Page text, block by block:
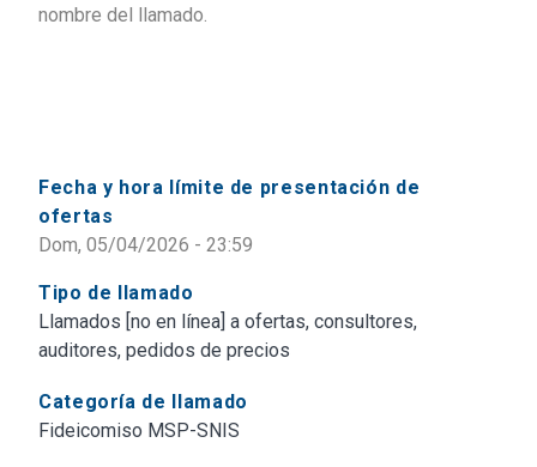
Fecha y hora límite de presentación de
ofertas
Dom, 05/04/2026 - 23:59
Tipo de llamado
Llamados [no en línea] a ofertas, consultores,
auditores, pedidos de precios
Categoría de llamado
Fideicomiso MSP-SNIS
nombre del llamado.